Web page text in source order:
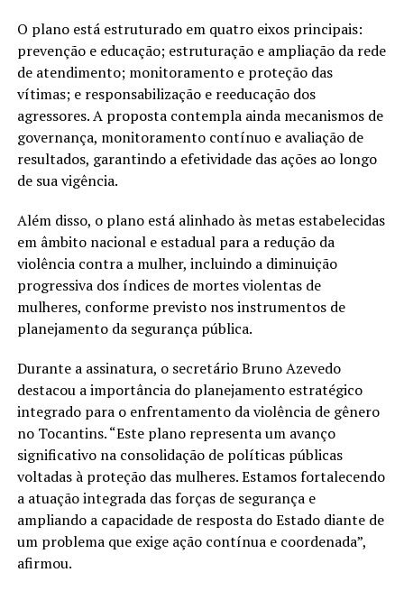
O plano está estruturado em quatro eixos principais:
prevenção e educação; estruturação e ampliação da rede
de atendimento; monitoramento e proteção das
vítimas; e responsabilização e reeducação dos
agressores. A proposta contempla ainda mecanismos de
governança, monitoramento contínuo e avaliação de
resultados, garantindo a efetividade das ações ao longo
de sua vigência.
Além disso, o plano está alinhado às metas estabelecidas
em âmbito nacional e estadual para a redução da
violência contra a mulher, incluindo a diminuição
progressiva dos índices de mortes violentas de
mulheres, conforme previsto nos instrumentos de
planejamento da segurança pública.
Durante a assinatura, o secretário Bruno Azevedo
destacou a importância do planejamento estratégico
integrado para o enfrentamento da violência de gênero
no Tocantins. “Este plano representa um avanço
significativo na consolidação de políticas públicas
voltadas à proteção das mulheres. Estamos fortalecendo
a atuação integrada das forças de segurança e
ampliando a capacidade de resposta do Estado diante de
um problema que exige ação contínua e coordenada”,
afirmou.